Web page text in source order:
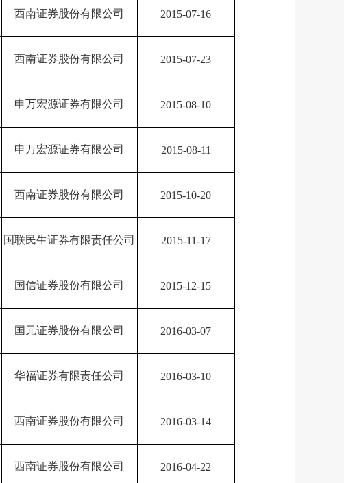
西南证券股份有限公司 2015-07-16
西南证券股份有限公司 2015-07-23
申万宏源证券有限公司 2015-08-10
申万宏源证券有限公司 2015-08-11
西南证券股份有限公司 2015-10-20
国联民生证券有限责任公司 2015-11-17
国信证券股份有限公司 2015-12-15
国元证券股份有限公司 2016-03-07
华福证券有限责任公司 2016-03-10
西南证券股份有限公司 2016-03-14
西南证券股份有限公司 2016-04-22